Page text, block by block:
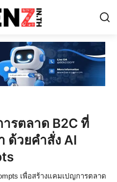
รตลาด B2C ที่
ด้วยคำสั่ง AI
เพื่อสร้างแคมเปญการตลาด